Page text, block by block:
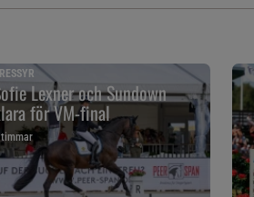
Lexner och Sundown
för VM-final
timmar